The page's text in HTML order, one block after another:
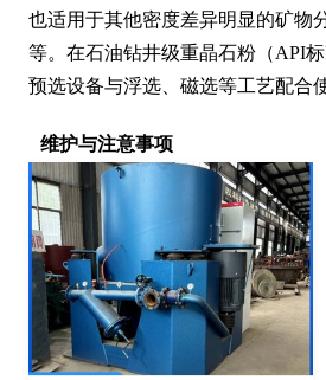
也适用于其他密度差异明显的矿物
等。在石油钻井级重晶石粉（API
预选设备与浮选、磁选等工艺配合
维护与注意事项